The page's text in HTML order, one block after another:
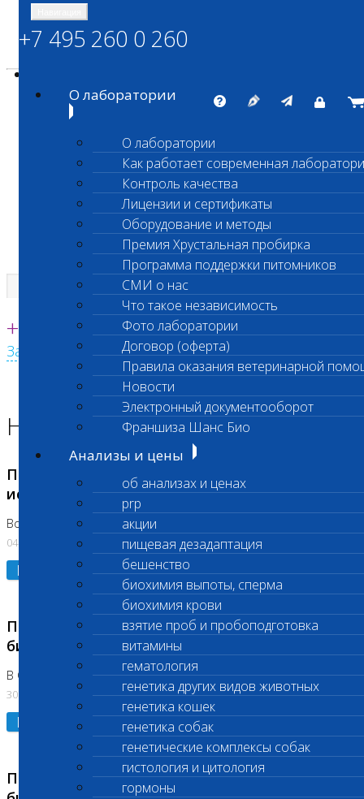
ШАНС БИО
Независимая ветеринарная лаборатория
Единая круглосуточная справочная
+7 495 260 0 260
Заказать звонок с сайта
+7 495 260 0 260
О лаборатории
О лаборатории
Как работает современная
Контроль качества
Лицензии и сертификаты
Оборудование и методы
Премия Хрустальная пробирка
Программа поддержки питомников
СМИ о нас
Что такое независимость
Фото лаборатории
Договор (оферта)
Правила оказания ветеринарной
Новости
Электронный документооборот
Франшиза Шанс Био
Анализы и цены
об анализах и ценах
prp
акции
пищевая дезадаптация
бешенство
биохимия выпоты, сперма
биохимия крови
взятие проб и пробоподготовка
витамины
гематология
генетика других видов животных
генетика кошек
генетика собак
генетические комплексы собак
гистология и цитология
гормоны
Главная страница
Новости лаборатории
Приостановка срочных биохимических
исследований
Во Владыкино
04.08.2026
Подробнее
Приостановлено выполнение срочных
биохимических исследований
В Сколково. Код (123,309,310)
30.07.2026
Подробнее
Приостановлено выполнение срочных